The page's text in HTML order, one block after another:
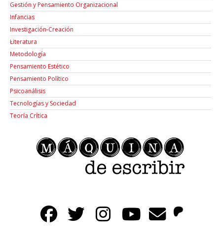
Gestión y Pensamiento Organizacional
Infancias
Investigación-Creación
Łiteratura
Metodología
Pensamiento Estético
Pensamiento Político
Psicoanálisis
Tecnologías y Sociedad
Teoría Crítica